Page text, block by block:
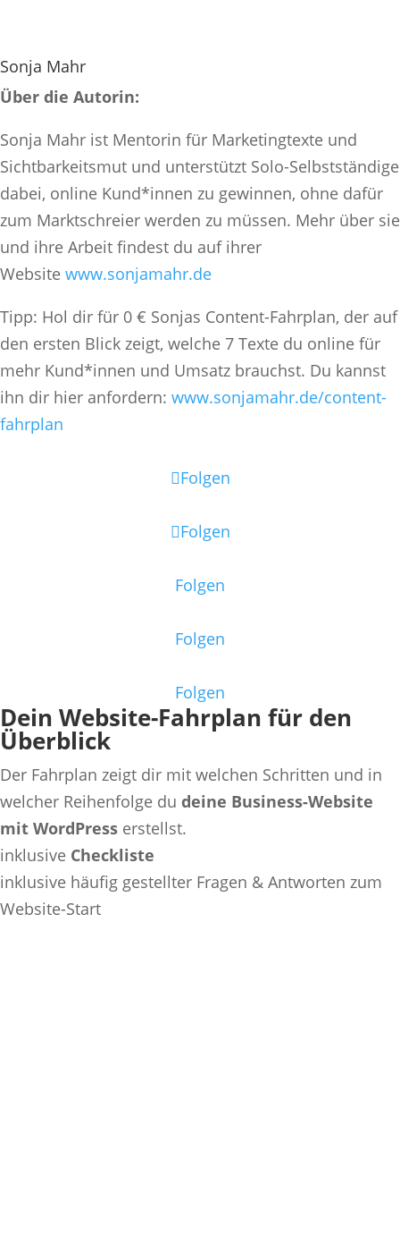
Sonja Mahr
Über die Autorin:
Sonja Mahr ist Mentorin für Marketingtexte und
Sichtbarkeitsmut und unterstützt Solo-Selbstständige
dabei, online Kund*innen zu gewinnen, ohne dafür
zum Marktschreier werden zu müssen. Mehr über sie
und ihre Arbeit findest du auf ihrer
Website www.sonjamahr.de
Tipp: Hol dir für 0 € Sonjas Content-Fahrplan, der auf
den ersten Blick zeigt, welche 7 Texte du online für
mehr Kund*innen und Umsatz brauchst. Du kannst
ihn dir hier anfordern: www.sonjamahr.de/content-
fahrplan
Folgen
Folgen
Folgen
Folgen
Folgen
Dein Website-Fahrplan für den
Überblick
Der Fahrplan zeigt dir mit welchen Schritten und in
welcher Reihenfolge du deine Business-Website
mit WordPress erstellst.
inklusive Checkliste
inklusive häufig gestellter Fragen & Antworten zum
Website-Start